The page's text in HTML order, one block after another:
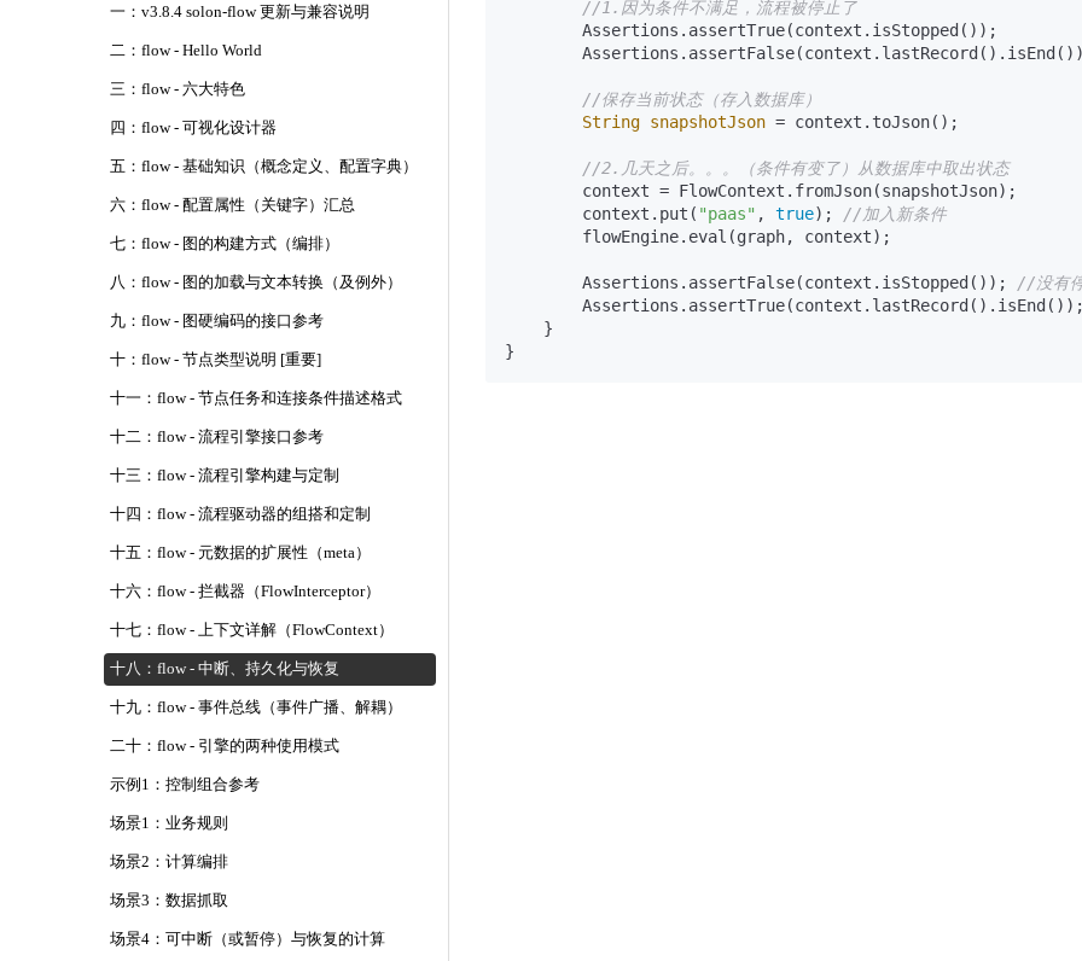
一：v3.8.4 solon-flow 更新与兼容说明
二：flow - Hello World
三：flow - 六大特色
四：flow - 可视化设计器
五：flow - 基础知识（概念定义、配置字典）
六：flow - 配置属性（关键字）汇总
七：flow - 图的构建方式（编排）
八：flow - 图的加载与文本转换（及例外）
九：flow - 图硬编码的接口参考
十：flow - 节点类型说明 [重要]
十一：flow - 节点任务和连接条件描述格式
十二：flow - 流程引擎接口参考
十三：flow - 流程引擎构建与定制
十四：flow - 流程驱动器的组搭和定制
十五：flow - 元数据的扩展性（meta）
十六：flow - 拦截器（FlowInterceptor）
十七：flow - 上下文详解（FlowContext）
十八：flow - 中断、持久化与恢复
十九：flow - 事件总线（事件广播、解耦）
二十：flow - 引擎的两种使用模式
示例1：控制组合参考
场景1：业务规则
场景2：计算编排
场景3：数据抓取
场景4：可中断（或暂停）与恢复的计算
//1.因为条件不满足，流程被停止了
        Assertions.assertTrue(context.isStopped());
//保存当前状态（存入数据库）
String snapshotJson = context.toJson();
//2.几天之后。。。（条件有变了）从数据库中取出状态
        context = FlowContext.fromJson(snapshotJson);
        context.put(
"paas" , true);
//加入新条件
        flowEngine.eval(graph, context);
        Assertions.assertFalse(context.isStopped());
//没有
    }